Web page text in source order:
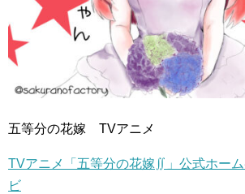
五等分の花嫁 TVアニメ
TVアニメ「五等分の花嫁∬」公式ホー
ビ